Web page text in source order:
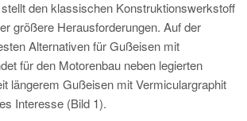
Brasilien
den klassischen Konstruktionswerkstoff
größere Herausforderungen. Auf der
Alternativen für Gußeisen mit
für den Motorenbau neben legierten
längerem Gußeisen mit Vermiculargraphit
Interesse (Bild 1).